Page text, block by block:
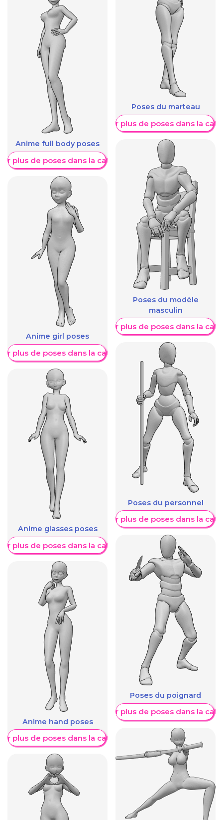
Anime full body poses
plus de poses dans la catégorie
Anime girl poses
plus de poses dans la catégorie
Anime glasses poses
plus de poses dans la catégorie
Anime hand poses
plus de poses dans la catégorie
Poses du marteau
Afficher plus de poses dans la
Poses du modèle
masculin
Afficher plus de poses dans la
Poses du personnel
Afficher plus de poses dans la
Poses du poignard
Afficher plus de poses dans la